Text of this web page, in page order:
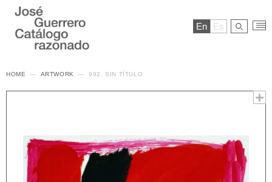
En Es
HOME ARTWORK 992. SIN TÍTULO